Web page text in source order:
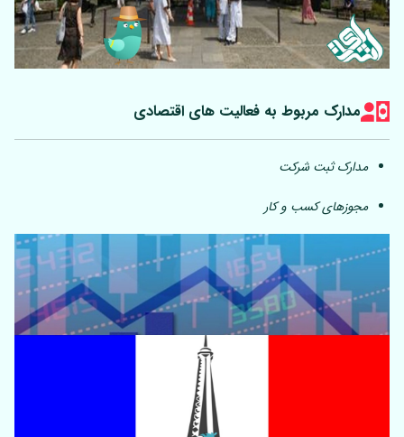
مدارک مربوط به فعالیت های اقتصادی
مدارک ثبت شرکت
مجوزهای کسب و کار